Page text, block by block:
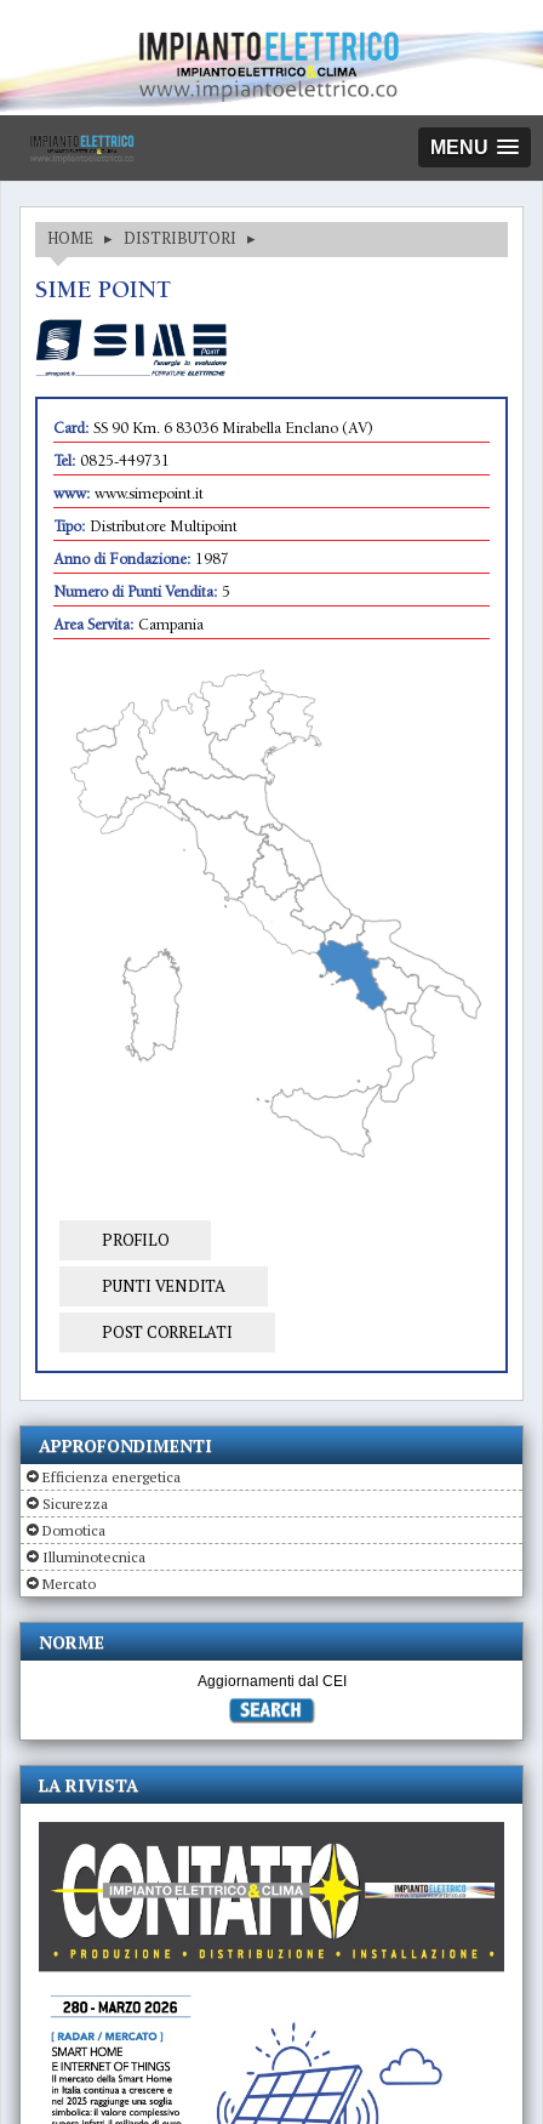
MENU
HOME ▸ DISTRIBUTORI ▸
SIME POINT
Card: SS 90 Km. 6 83036 Mirabella Enclano (AV)
Tel: 0825-449731
www: www.simepoint.it
Tipo: Distributore Multipoint
Anno di Fondazione: 1987
Numero di Punti Vendita: 5
Area Servita: Campania
PROFILO
PUNTI VENDITA
POST CORRELATI
APPROFONDIMENTI
Efficienza energetica
Sicurezza
Domotica
Illuminotecnica
Mercato
NORME
Aggiornamenti dal CEI
LA RIVISTA